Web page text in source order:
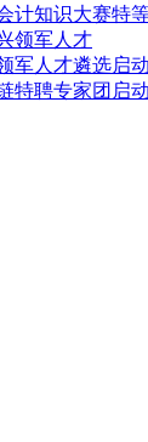
计知识大赛特
领军人才
军人才遴选启动
特聘专家团启